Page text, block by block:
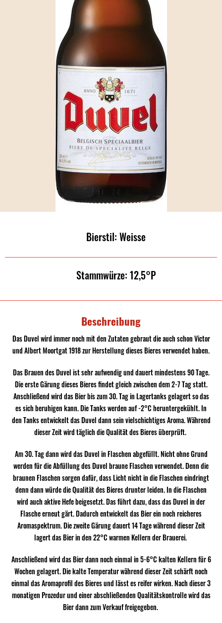
Bierstil: Weisse
Stammwürze: 12,5°P
Beschreibung
Das Duvel wird immer noch mit den Zutaten gebraut die auch schon Victor
und Albert Moortgat 1918 zur Herstellung dieses Bieres verwendet haben.
Das Brauen des Duvel ist sehr aufwendig und dauert mindestens 90 Tage.
Die erste Gärung dieses Bieres findet gleich zwischen dem 2-7 Tag statt.
Anschließend wird das Bier bis zum 30. Tag in Lagertanks gelagert so das
es sich beruhigen kann. Die Tanks werden auf -2°C heruntergekühlt. In
den Tanks entwickelt das Duvel dann sein vielschichtiges Aroma. Während
dieser Zeit wird täglich die Qualität des Bieres überprüft.
Am 30. Tag dann wird das Duvel in Flaschen abgefüllt. Nicht ohne Grund
werden für die Abfüllung des Duvel braune Flaschen verwendet. Denn die
braunen Flaschen sorgen dafür, dass Licht nicht in die Flaschen eindringt
denn dann würde die Qualität des Bieres drunter leiden. In die Flaschen
wird auch aktive Hefe beigesetzt. Das führt dazu, dass das Duvel in der
Flasche erneut gärt. Dadurch entwickelt das Bier ein noch reicheres
Aromaspektrum. Die zweite Gärung dauert 14 Tage während dieser Zeit
lagert das Bier in den 22°C warmen Kellern der Brauerei.
Anschließend wird das Bier dann noch einmal in 5-6°C kalten Kellern für 6
Wochen gelagert. Die kalte Temperatur während dieser Zeit schärft noch
einmal das Aromaprofil des Bieres und lässt es reifer wirken. Nach dieser 3
monatigen Prozedur und einer abschließenden Qualitätskontrolle wird das
Bier dann zum Verkauf freigegeben.